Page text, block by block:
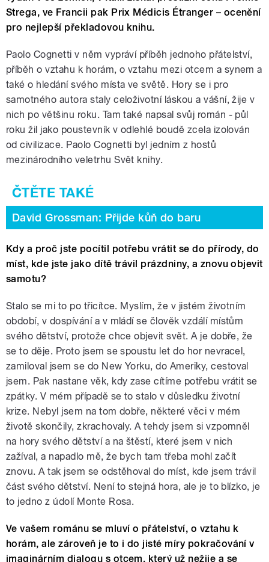
Strega, ve Francii pak Prix Médicis Étranger – ocenění
pro nejlepší překladovou knihu.
Paolo Cognetti v něm vypráví příběh jednoho přátelství,
příběh o vztahu k horám, o vztahu mezi otcem a synem a
také o hledání svého místa ve světě. Hory se i pro
samotného autora staly celoživotní láskou a vášní, žije v
nich po většinu roku. Tam také napsal svůj román - půl
roku žil jako poustevník v odlehlé boudě zcela izolován
od civilizace. Paolo Cognetti byl jedním z hostů
mezinárodního veletrhu Svět knihy.
David Grossman: Přijde kůň do baru
Kdy a proč jste pocítil potřebu vrátit se do přírody, do
míst, kde jste jako dítě trávil prázdniny, a znovu objevit
samotu?
Stalo se mi to po třicítce. Myslím, že v jistém životním
období, v dospívání a v mládí se člověk vzdálí místům
svého dětství, protože chce objevit svět. A je dobře, že
se to děje. Proto jsem se spoustu let do hor nevracel,
zamiloval jsem se do New Yorku, do Ameriky, cestoval
jsem. Pak nastane věk, kdy zase cítíme potřebu vrátit se
zpátky. V mém případě se to stalo v důsledku životní
krize. Nebyl jsem na tom dobře, některé věci v mém
životě skončily, zkrachovaly. A tehdy jsem si vzpomněl
na hory svého dětství a na štěstí, které jsem v nich
zažíval, a napadlo mě, že bych tam třeba mohl začít
znovu. A tak jsem se odstěhoval do míst, kde jsem trávil
část svého dětství. Není to stejná hora, ale je to blízko, je
to jedno z údolí Monte Rosa.
Ve vašem románu se mluví o přátelství, o vztahu k
horám, ale zároveň je to i do jisté míry pokračování v
imaginárním dialogu s otcem, který už nežije a se